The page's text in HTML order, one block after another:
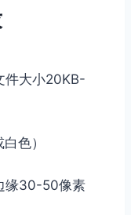
件大小20KB-
色）
缘30-50像素